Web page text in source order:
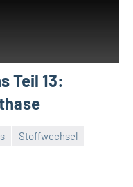
Teil 13:
Stoffwechsel